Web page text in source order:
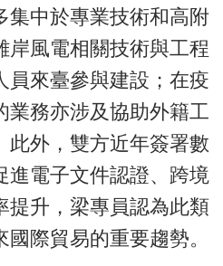
集中於專業技術和高附
岸風電相關技術與工程
員來臺參與建設；在疫
業務亦涉及協助外籍工
此外，雙方近年簽署數
進電子文件認證、跨境
提升，梁專員認為此類
際貿易的重要趨勢。